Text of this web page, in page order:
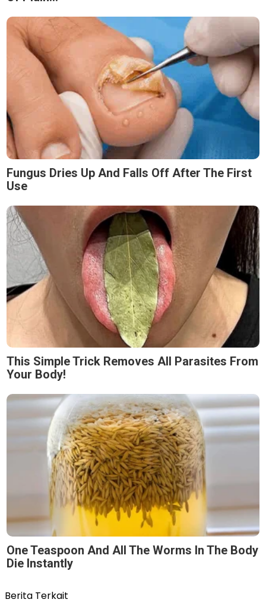
Fungus Dries Up And Falls Off After The First
Use
This Simple Trick Removes All Parasites From
Your Body!
One Teaspoon And All The Worms In The Body
Die Instantly
Berita Terkait